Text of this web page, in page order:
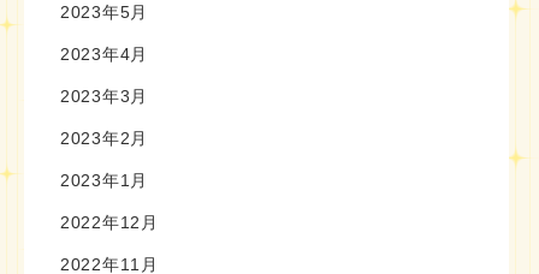
2023年5月
2023年4月
2023年3月
2023年2月
2023年1月
2022年12月
2022年11月